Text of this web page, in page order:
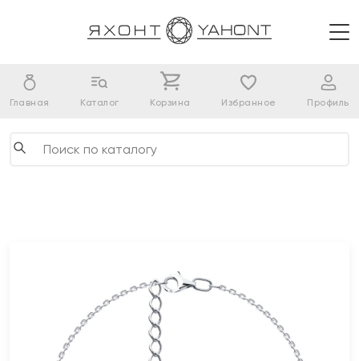
Главная Каталог Корзина Избранное Профиль